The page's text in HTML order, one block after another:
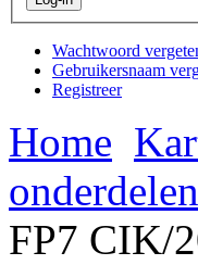
Wachtwoord
Gebruikersnaam
Registreer
Home
onderdelen
FP7 CIK/